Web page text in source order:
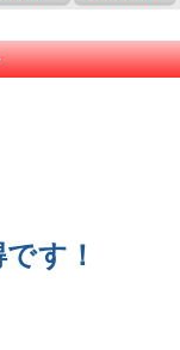
す！